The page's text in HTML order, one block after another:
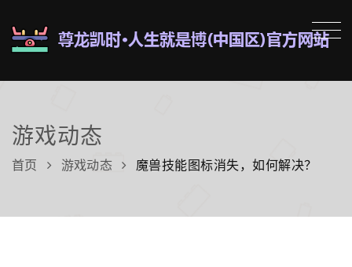
游戏动态
首页 游戏动态 魔兽技能图标消失，如何解决？